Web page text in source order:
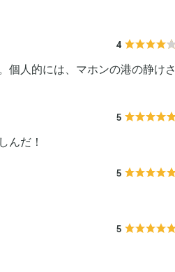
4
個人的には、マホンの港の静けさ
5
んだ！
5
5